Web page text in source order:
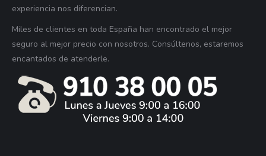
experiencia nos diferencian.
Miles de clientes en toda España han encontrado el mejor
seguro al mejor precio con nosotros. Consúltenos, estaremos
encantados de atenderle.